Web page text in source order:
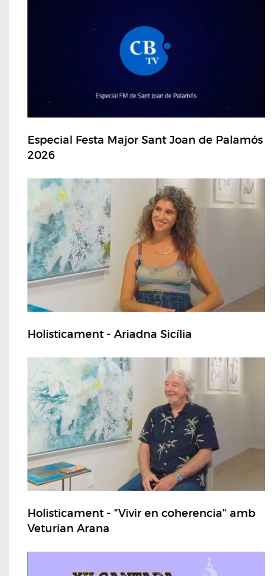
Especial Festa Major Sant Joan de Palamós
2026
Holisticament - Ariadna Sicília
Holisticament - "Vivir en coherencia" amb
Veturian Arana